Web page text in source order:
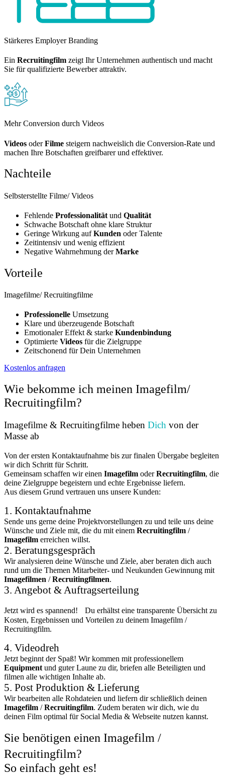
Stärkeres Employer Branding
Ein Recruitingfilm zeigt Ihr Unternehmen authentisch und macht
Sie für qualifizierte Bewerber attraktiv.
Mehr Conversion durch Videos
Videos oderFilme steigern nachweislich die Conversion-Rate und
machen Ihre Botschaften greifbarer und effektiver.
Nachteile
Selbsterstellte Filme/ Videos
Fehlende Professionalität und Qualität
Schwache Botschaft ohne klare Struktur
Geringe Wirkung aufKunden oder Talente
Zeitintensiv und wenig effizient
Negative Wahrnehmung derMarke
Vorteile
Imagefilme/ Recruitingfilme
Professionelle Umsetzung
Klare und überzeugende Botschaft
Emotionaler Effekt & starke Kundenbindung
Optimierte Videos für die Zielgruppe
Zeitschonend für Dein Unternehmen
Kostenlos anfragen
Wie bekomme ich meinen Imagefilm/
Recruitingfilm?
Imagefilme & Recruitingfilme heben Dich von der
Masse ab
Von der ersten Kontaktaufnahme bis zur finalen Übergabe begleiten
wir dich Schritt für Schritt.
Gemeinsam schaffen wir einen Imagefilm oderRecruitingfilm, die
deine Zielgruppe begeistern und echte Ergebnisse liefern.
Aus diesem Grund vertrauen uns unsere Kunden:
1. Kontaktaufnahme
Sende uns gerne deine Projektvorstellungen zu und teile uns deine
Wünsche und Ziele mit, die du mit einem Recruitingfilm /
Imagefilm erreichen willst.
2. Beratungsgespräch
Wir analysieren deine Wünsche und Ziele, aber beraten dich auch
rund um die Themen Mitarbeiter- und Neukunden Gewinnung mit
Imagefilmen /Recruitingfilmen.
3. Angebot & Auftragserteilung
Jetzt wird es spannend! Du erhältst eine transparente Übersicht zu
Kosten, Ergebnissen und Vorteilen zu deinem Imagefilm /
Recruitingfilm.
4. Videodreh
Jetzt beginnt der Spaß! Wir kommen mit professionellem
Equipment und guter Laune zu dir, briefen alle Beteiligten und
filmen alle wichtigen Inhalte ab.
5. Post Produktion & Lieferung
Wir bearbeiten alle Rohdateien und liefern dir schließlich deinen
Imagefilm /Recruitingfilm. Zudem beraten wir dich, wie du
deinen Film optimal für Social Media & Webseite nutzen kannst.
Sie benötigen einen Imagefilm /
Recruitingfilm?
So einfach geht es!